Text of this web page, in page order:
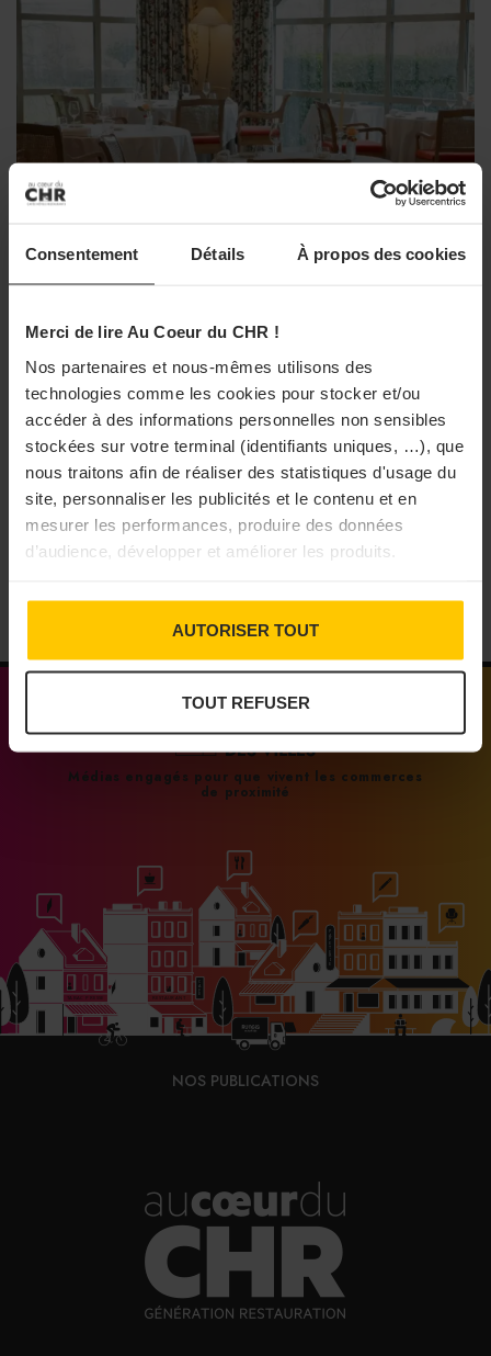
Consentement Détails À propos des cookies
Merci de lire Au Coeur du CHR !
Nos partenaires et nous-mêmes utilisons des
technologies comme les cookies pour stocker et/ou
accéder à des informations personnelles non sensibles
stockées sur votre terminal (identifiants uniques, …), que
nous traitons afin de réaliser des statistiques d'usage du
site, personnaliser les publicités et le contenu et en
mesurer les performances, produire des données
d’audience, développer et améliorer les produits.
AUTORISER TOUT
TOUT REFUSER
Axel Pouplin. Sommelier, Ritz
Or
Clément Jauffrineau. Sommelier,
La Mère Brazier ** à Lyon.
Son parcours
Brice Beuzeville-Loiseau s’est formé au CFA de
Fontainebleau et à l’EPMT à Paris. Il débute au Château
RESTAURATION
Menu du Marché » au déjeuner
Du 1er mai au 30 septembre 2026, le Château Sainte-
Sabine propose un nouveau « Menu du Marché » au
déjeuner. Imaginée par le chef Alexandre Ziane, cette
offre met à l'honneur les produits de saison à travers ...
31/07/2026
Médias engagés pour que vivent les commerces
de proximité
NOS PUBLICATIONS